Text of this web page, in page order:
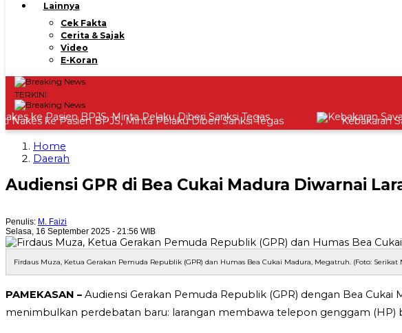
Lainnya
Cek Fakta
Cerita & Sajak
Video
E-Koran
TERKINI
ke Pasien BPJS, Minta Pelaku Diberi Sanksi Tegas Kebakaran
Home
Daerah
Audiensi GPR di Bea Cukai Madura Diwarnai
Penulis: M. Faizi
Selasa, 16 September 2025 - 21:56 WIB
Firdaus Muza, Ketua Gerakan Pemuda Republik (GPR) dan Humas Bea Cukai Madura, Megatruh. (Foto: Serikat
PAMEKASAN – Audiensi Gerakan Pemuda Republik (GPR) dengan Bea Cukai
menimbulkan perdebatan baru: larangan membawa telepon genggam (HP)